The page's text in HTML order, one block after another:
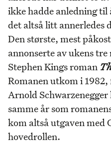
ikke hadde anledning til
det altså litt annerledes
Den største, mest
annonserte av ukens
Stephen Kings roman
Romanen utkom i
Arnold Schwarzenegger
samme år som
kom altså utgaven med
hovedrollen.